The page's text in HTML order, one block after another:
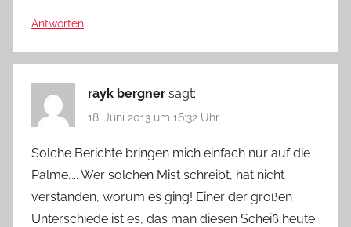
Antworten
rayk bergner sagt:
18. Juni 2013 um 16:32 Uhr
Solche Berichte bringen mich einfach nur auf die
Palme….. Wer solchen Mist schreibt, hat nicht
verstanden, worum es ging! Einer der großen
Unterschiede ist es, das man diesen Scheiß heute